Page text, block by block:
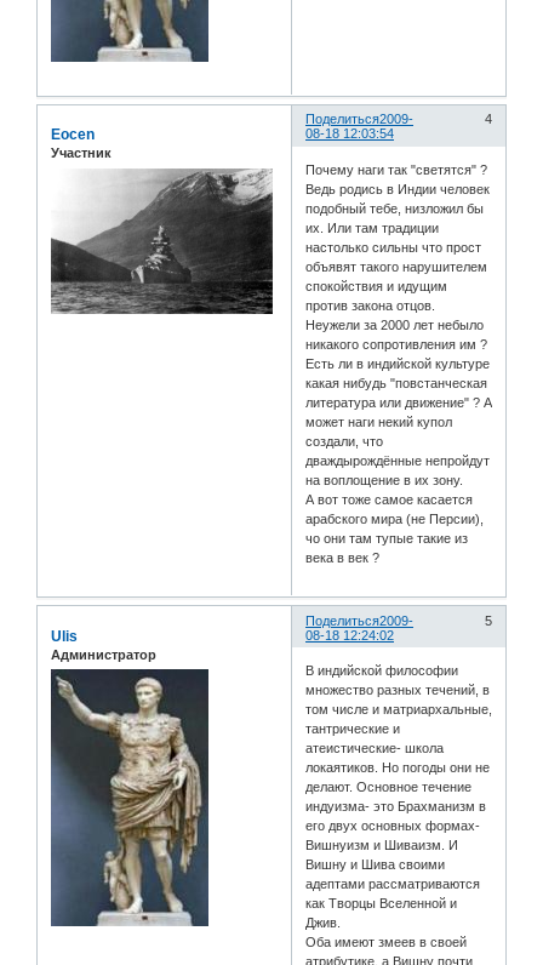
Поделиться 4
2009-
08-18 12:03:54
Eocen
Участник
Почему наги так "светятся" ?
Ведь родись в Индии человек
подобный тебе, низложил бы
их. Или там традиции
настолько сильны что прост
объявят такого нарушителем
спокойствия и идущим
против закона отцов.
Неужели за 2000 лет небыло
никакого сопротивления им ?
Есть ли в индийской культуре
какая нибудь "повстанческая
литература или движение" ? А
может наги некий купол
создали, что
дваждырождённые непройдут
на воплощение в их зону.
А вот тоже самое касается
арабского мира (не Персии),
чо они там тупые такие из
века в век ?
Поделиться 5
2009-
08-18 12:24:02
Ulis
Администратор
В индийской философии
множество разных течений, в
том числе и матриархальные,
тантрические и
атеистические- школа
локаятиков. Но погоды они не
делают. Основное течение
индуизма- это Брахманизм в
его двух основных формах-
Вишнуизм и Шиваизм. И
Вишну и Шива своими
адептами рассматриваются
как Творцы Вселенной и
Джив.
Оба имеют змеев в своей
атрибутике, а Вишну почти